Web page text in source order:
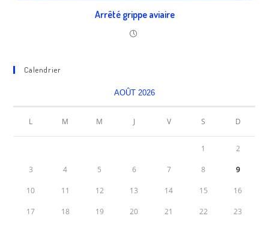
Arrêté grippe aviaire
Calendrier
AOÛT 2026
L M M J V S D
1 2
3 4 5 6 7 8 9
10 11 12 13 14 15 16
17 18 19 20 21 22 23